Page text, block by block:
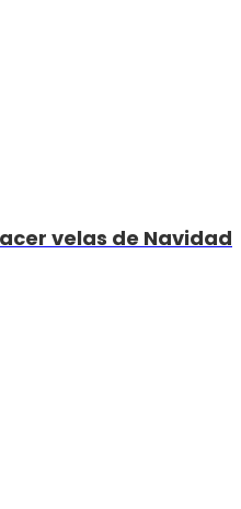
velas de Navidad